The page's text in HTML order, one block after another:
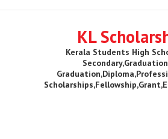
KL
Kerala Students High